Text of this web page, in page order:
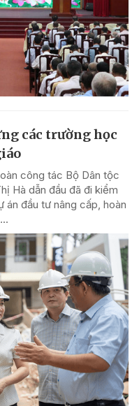
các trường học
công tác Bộ Dân tộc
Hà dẫn đầu đã đi kiểm
đầu tư nâng cấp, hoàn